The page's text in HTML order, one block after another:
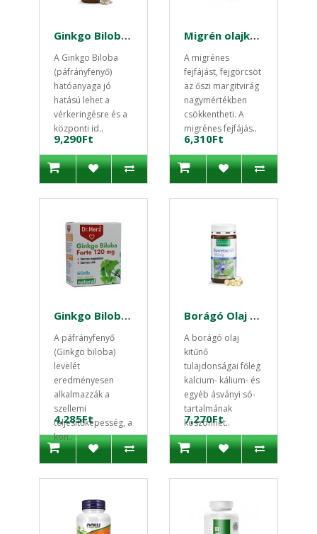
Ginkgo Biloba 75mg 240 db - páfrányfenyő
A Ginkgo Biloba
(páfrányfenyő)
hatóanyaga jó
hatású lehet a
vérkeringésre és a
központi id..
9,290Ft
Migrén olajkapszula 60 db
A migrénes
fejfájást, fejgörcsöt
az őszi margitvirág
nagymértékben
csökkentheti. A
migrénes fejfájás..
6,310Ft
Ginkgo Biloba Forte 120mg + Magnézium 60db kapszula Dr.Herz
A páfrányfenyő
(Ginkgo biloba)
levelét
eredményesen
alkalmazzák a
szellemi
teljesítőképesség, a
kon..
4,285Ft
Borágó Olaj 180 db kapszula Sanct Bernhard
A borágó olaj
kitűnő
tulajdonságai főleg
kalcium- kálium- és
egyéb ásványi só-
tartalmának
köszönhet..
7,270Ft